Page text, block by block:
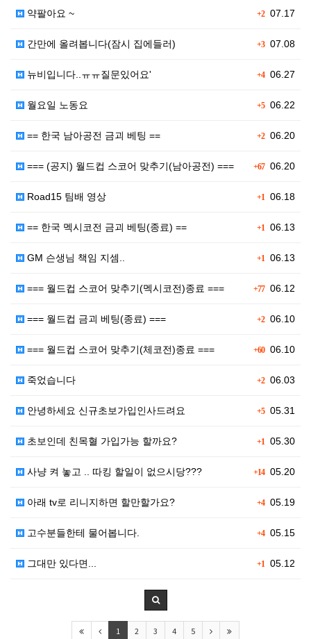
+207.17
약팔아요 ~
+307.08
간만에 올려봅니다(잠시 집에들러)
+406.27
뉴비입니다..ㅠㅠ질문있어요'
+506.22
월요일 노동요
+206.20
== 한국 남아공전 금괴 베팅 ==
+6706.20
=== (공지) 월드컵 스코어 맞추기(남아공전) ===
+1 06.18
Road15 팀배 영상
+1 06.13
== 한국 멕시코전 금괴 베팅(종료) ==
+1 06.13
GM 슨생님 책임 지셈..
+7706.12
=== 월드컵 스코어 맞추기(멕시코전)종료 ===
+206.10
=== 월드컵 금괴 베팅(종료) ===
+6006.10
=== 월드컵 스코어 맞추기(체코전)종료 ===
+206.03
죽었습니다
+505.31
안녕하세요 신규초보가입인사드려요
+1 05.30
초보인데 친목혈 가입가능 할까요?
+1405.20
사냥 켜 놓고 .. 따킹 할일이 없으시당???
+405.19
아래 tv로 리니지하면 할만할가요?
+405.15
고수분들한테 물어봅니다.
+1 05.12
그대만 있다면...
1 2 3 4 5